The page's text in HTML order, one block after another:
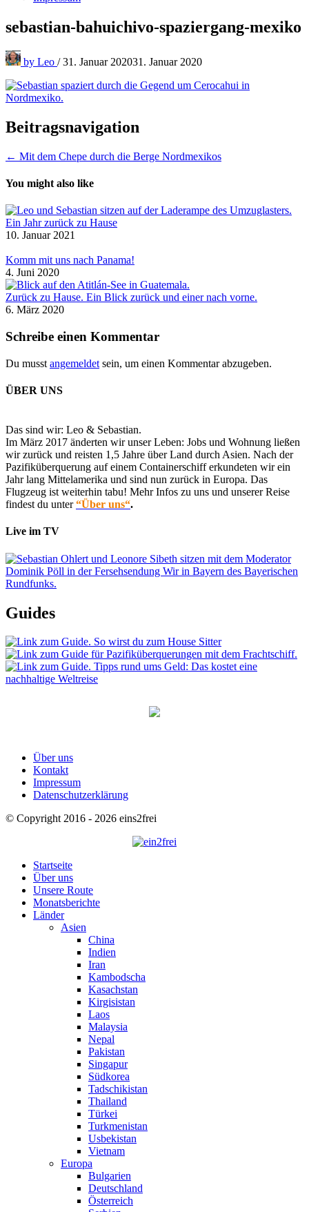
sebastian-bahuichivo-spaziergang-mexiko
by Leo / 31. Januar 202031. Januar 2020
Beitragsnavigation
← Mit dem Chepe durch die Berge Nordmexikos
You might also like
Ein Jahr zurück zu Hause
10. Januar 2021
Komm mit uns nach Panama!
4. Juni 2020
Zurück zu Hause. Ein Blick zurück und einer nach vorne.
6. März 2020
Schreibe einen Kommentar
Du musst angemeldet sein, um einen Kommentar abzugeben.
ÜBER UNS
Das sind wir: Leo & Sebastian.
Im März 2017 änderten wir unser Leben: Jobs und Wohnung ließen
wir zurück und reisten 1,5 Jahre über Land durch Asien. Nach der
Pazifiküberquerung auf einem Containerschiff erkundeten wir ein
Jahr lang Mittelamerika und sind nun zurück in Europa. Das
Flugzeug ist weiterhin tabu! Mehr Infos zu uns und unserer Reise
findest du unter“Über uns“.
Live im TV
Guides
Über uns
Kontakt
Impressum
Datenschutzerklärung
© Copyright 2016 - 2026 eins2frei
Startseite
Über uns
Unsere Route
Monatsberichte
Länder
Asien
China
Indien
Iran
Kambodscha
Kasachstan
Kirgisistan
Laos
Malaysia
Nepal
Pakistan
Singapur
Südkorea
Tadschikistan
Thailand
Türkei
Turkmenistan
Usbekistan
Vietnam
Europa
Bulgarien
Deutschland
Österreich